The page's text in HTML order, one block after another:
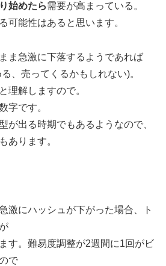
始めたら需要が高まっている。
可能性はあると思います。
ま急激に下落するようであれば
、売ってくるかもしれない)。
理解しますので。
字です。
が出る時期でもあるようなので、
あります。
激にハッシュが下がった場合、ト
す。難易度調整が2週間に1回がビ
で